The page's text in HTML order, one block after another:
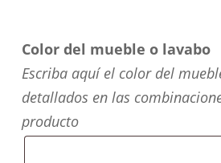
Color del mueble o lavabo
Escriba aquí el color del
detallados en las
producto